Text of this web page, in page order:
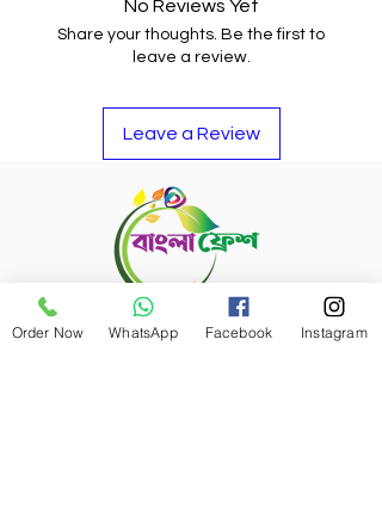
No Reviews Yet
Share your thoughts. Be the first to
leave a review.
Leave a Review
Refund Policy
Order Now WhatsApp Facebook Instagram